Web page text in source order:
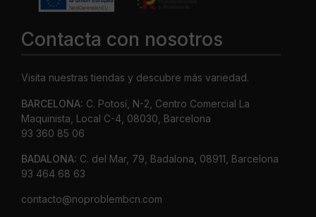
Contacta con nosotros
Visita nuestras tiendas y descubre más variedad.
BARCELONA: C. Potosí, N-2, Centro Comercial La
Maquinista, Local C-4, 08030, Barcelona
93 360 85 06
BADALONA: C. del Mar, 79, Badalona, 08911, Barcelona
93 464 68 63
contacto@noproblembcn.com